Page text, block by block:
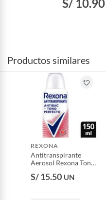
S/ 10.90
Productos similares
REXONA
Antitranspirante
Aerosol Rexona Tono
150 mL
S/ 15.50 UN